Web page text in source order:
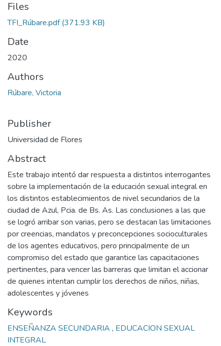
Files
TFI_Rúbare.pdf(371.93 KB)
Date
2020
Authors
Rúbare, Victoria
Publisher
Universidad de Flores
Abstract
Este trabajo intentó dar respuesta a distintos interrogantes
sobre la implementación de la educación sexual integral en
los distintos establecimientos de nivel secundarios de la
ciudad de Azul, Pcia. de Bs. As. Las conclusiones a las que
se logró arribar son varias, pero se destacan las limitaciones
por creencias, mandatos y preconcepciones socioculturales
de los agentes educativos, pero principalmente de un
compromiso del estado que garantice las capacitaciones
pertinentes, para vencer las barreras que limitan el accionar
de quienes intentan cumplir los derechos de niños, niñas,
adolescentes y jóvenes
Keywords
ENSEÑANZA SECUNDARIA , EDUCACION SEXUAL
INTEGRAL